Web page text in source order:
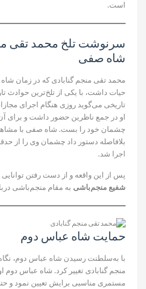
است.
سرنوشت تلخ محمد تقی
شاه صفی
محمد تقی منجم گنابادی که در زمان
حیات داشت، با یکی از تلخ‌ترین حوادث
تاریخی می‌گوید روزی هنگام اجرای
او در جمع ناظرین حضور داشت و برای
چشمان خود را بست. شاه صفی با
بلافاصله دستور داد چشمان وی را از
اجرا شد.
پس از این واقعه و از دست رفتن
شفیع منجم‌باشی به مقام منجم‌باشی
حمایت شاه عباس دوم
با به‌سلطنت رسیدن شاه عباس دوم،
منجم گنابادی تغییر کرد. شاه عباس دوم
مستمری مناسبی برایش تعیین نمود و